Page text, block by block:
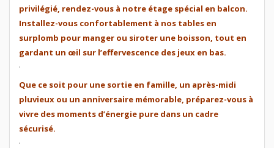
privilégié, rendez-vous à notre étage spécial en balcon.
Installez-vous confortablement à nos tables en
surplomb pour manger ou siroter une boisson, tout en
gardant un œil sur l’effervescence des jeux en bas.
.
Que ce soit pour une sortie en famille, un après-midi
pluvieux ou un anniversaire mémorable, préparez-vous à
vivre des moments d’énergie pure dans un cadre
sécurisé.
.